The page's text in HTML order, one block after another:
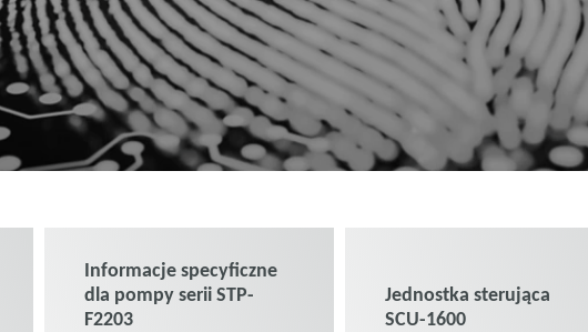
Informacje specyficzne
dla pompy serii STP-
F2203
Jednostka sterująca
SCU-1600